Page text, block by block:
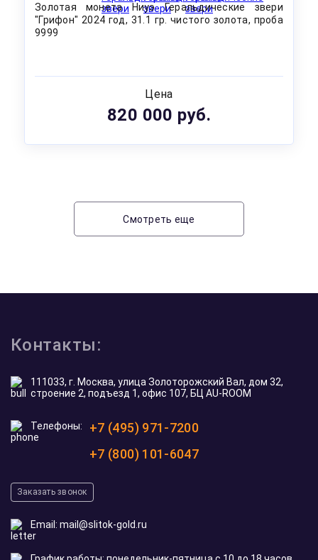
Золотая монета Ниуэ Геральдические звери
"Грифон" 2024 год, 31.1 гр. чистого золота, проба
9999
Цена
820 000 руб.
Смотреть еще
Контакты:
111033, г. Москва, улица Золоторожский Вал, дом 32,
строение 2, подъезд 1, офис 107, БЦ AU-ROOM
Телефоны:
+7 (495) 971-7200
+7 (800) 101-6047
Заказать звонок
Email: mail@slitok-gold.ru